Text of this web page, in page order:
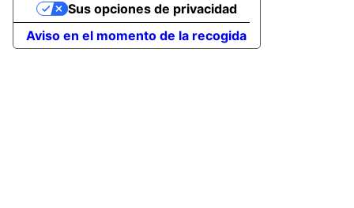
Aviso en el momento de la recogida
Sus opciones de privacidad